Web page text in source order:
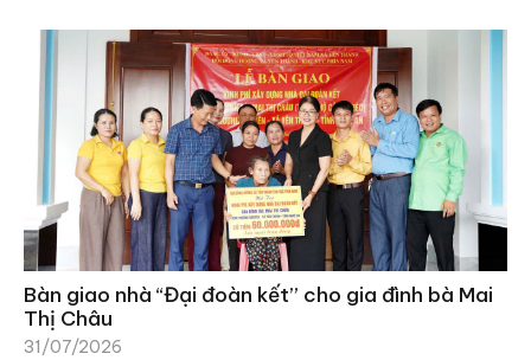
Bàn giao nhà “Đại đoàn kết” cho gia đình bà Mai
Thị Châu
31/07/2026